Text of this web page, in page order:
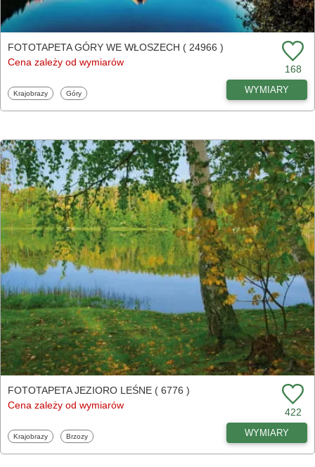
FOTOTAPETA GÓRY WE WŁOSZECH ( 24966 )
Cena zależy od wymiarów
168
Fototapety
Krajobrazy Fototapety
Góry WYMIARY
FOTOTAPETA JEZIORO LEŚNE ( 6776 )
Cena zależy od wymiarów
422
Fototapety
Krajobrazy Fototapety
Brzozy WYMIARY